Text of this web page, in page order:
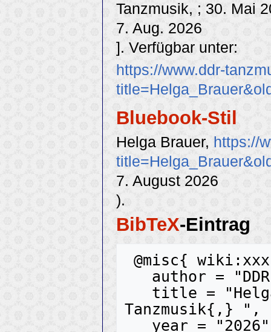
Tanzmusik, ; 30. Mai
7. Aug. 2026
]. Verfügbar unter:
https://www.ddr-
Bluebook-Stil
Helga Brauer, https://
7. August 2026
).
BibTeX-Eintrag
Tanzmusik{,} ",